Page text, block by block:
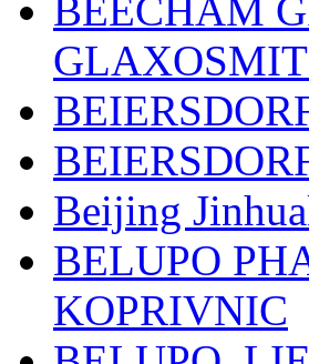
BEECHAM
Beijing
BELUPO
KOPRIVNIC